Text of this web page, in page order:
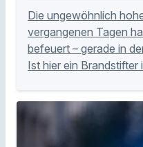
Die ungewöhnlich
vergangenen Tagen
befeuert – gerade in
Ist hier ein